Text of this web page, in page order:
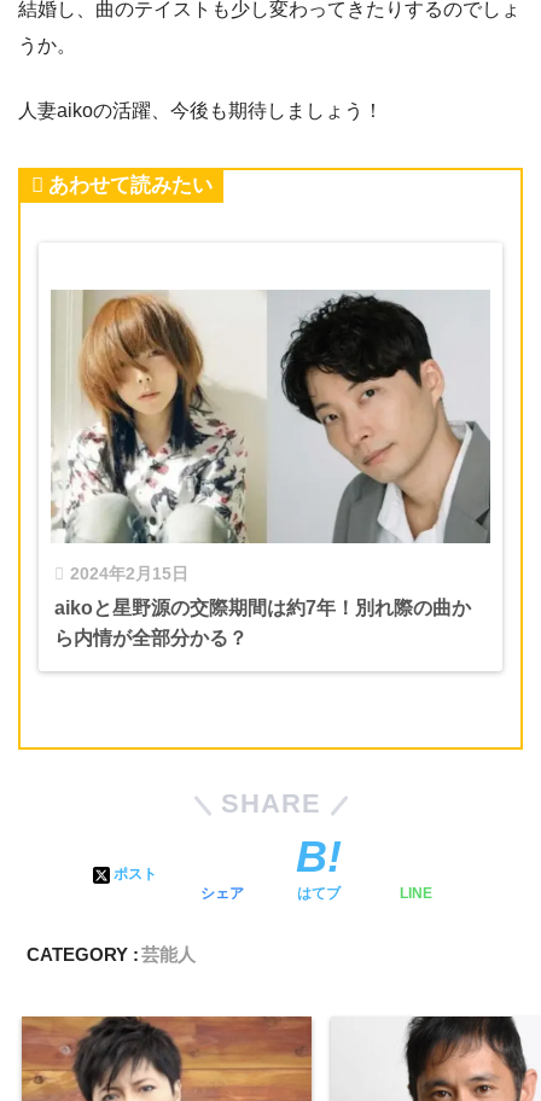
結婚し、曲のテイストも少し変わってきたりするのでしょ
うか。
人妻aikoの活躍、今後も期待しましょう！
あわせて読みたい
2024年2月15日
aikoと星野源の交際期間は約7年！別れ際の曲か
ら内情が全部分かる？
SHARE
ポスト
シェア
はてブ LINE
CATEGORY :芸能人